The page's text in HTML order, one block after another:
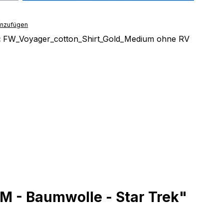
FW_Voyager_cotton_Shirt_Gold_Medium ohne RV
- Baumwolle - Star Trek"